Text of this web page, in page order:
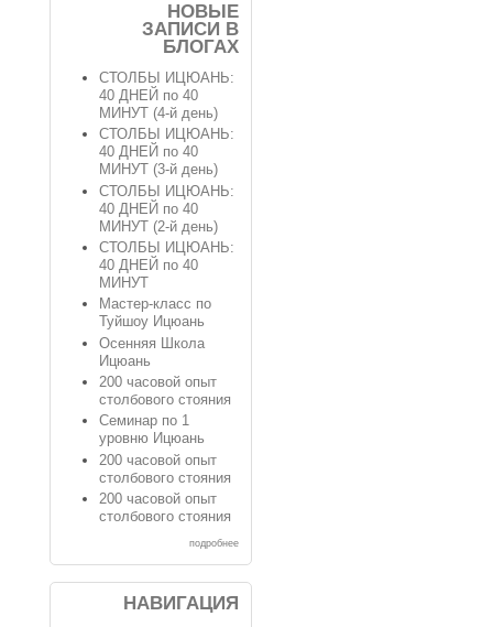
НОВЫЕ
ЗАПИСИ В
БЛОГАХ
СТОЛБЫ ИЦЮАНЬ:
40 ДНЕЙ по 40
МИНУТ (4-й день)
СТОЛБЫ ИЦЮАНЬ:
40 ДНЕЙ по 40
МИНУТ (3-й день)
СТОЛБЫ ИЦЮАНЬ:
40 ДНЕЙ по 40
МИНУТ (2-й день)
СТОЛБЫ ИЦЮАНЬ:
40 ДНЕЙ по 40
МИНУТ
Мастер-класс по
Туйшоу Ицюань
Осенняя Школа
Ицюань
200 часовой опыт
столбового стояния
Семинар по 1
уровню Ицюань
200 часовой опыт
столбового стояния
200 часовой опыт
столбового стояния
подробнее
НАВИГАЦИЯ